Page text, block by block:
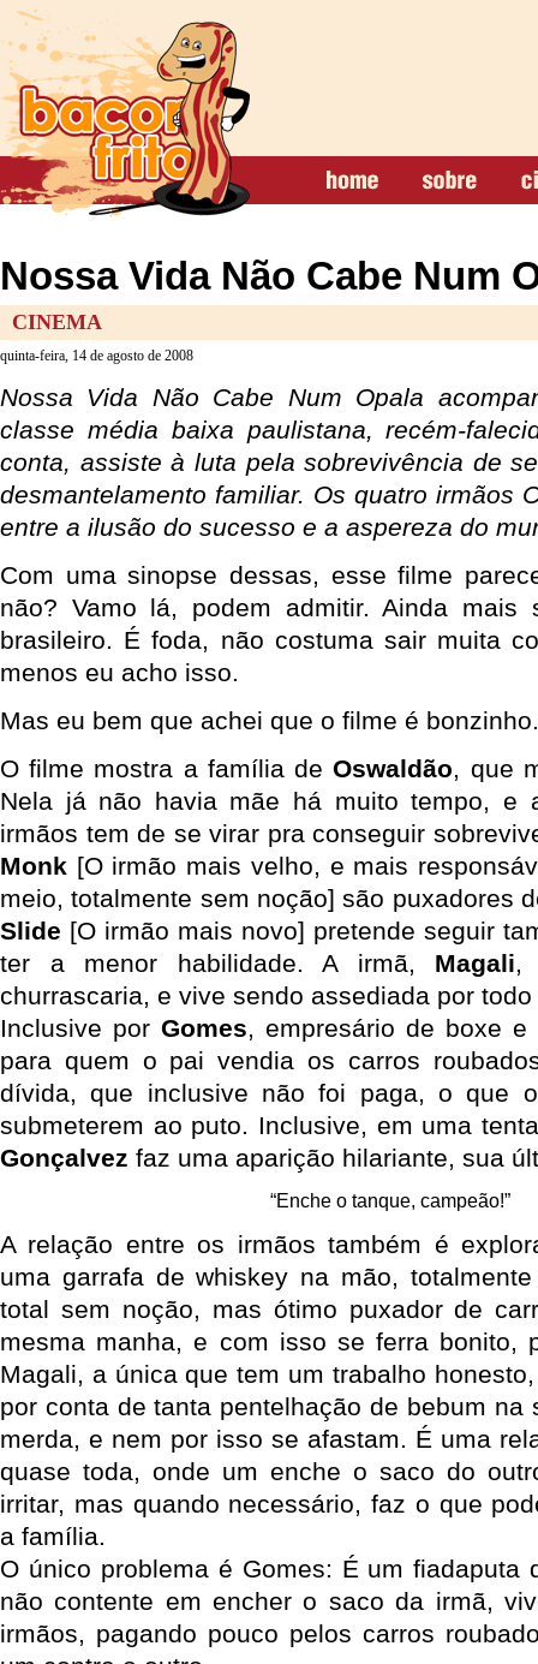
Nossa Vida Não Cabe Num
CINEMA
quinta-feira, 14 de agosto de 2008
Nossa Vida Não Cabe Num Opala
classe média baixa paulistana, recém-
conta, assiste à luta pela sobrevivência de
desmantelamento familiar. Os quatro irmãos
entre a ilusão do sucesso e a aspereza do
Com uma sinopse dessas, esse filme
não? Vamo lá, podem admitir. Ainda mais
brasileiro. É foda, não costuma sair muita
menos eu acho isso.
Mas eu bem que achei que o filme é bonzinho.
O filme mostra a família deOswaldão, que
Nela já não havia mãe há muito tempo, e
irmãos tem de se virar pra conseguir
Monk [O irmão mais velho, e mais
meio, totalmente sem noção] são puxadores
Slide [O irmão mais novo] pretende seguir
ter a menor habilidade. A irmã, Magali,
churrascaria, e vive sendo assediada por
Inclusive por Gomes, empresário de boxe e
para quem o pai vendia os carros
dívida, que inclusive não foi paga, o que
submeterem ao puto. Inclusive, em uma
Gonçalvez faz uma aparição hilariante, sua
“Enche o tanque, campeão!”
A relação entre os irmãos também é
uma garrafa de whiskey na mão,
total sem noção, mas ótimo puxador de
mesma manha, e com isso se ferra bonito,
Magali, a única que tem um trabalho
por conta de tanta pentelhação de bebum na
merda, e nem por isso se afastam. É uma
quase toda, onde um enche o saco do
irritar, mas quando necessário, faz o que
a família.
O único problema é Gomes: É um fiadaputa
não contente em encher o saco da irmã,
irmãos, pagando pouco pelos carros